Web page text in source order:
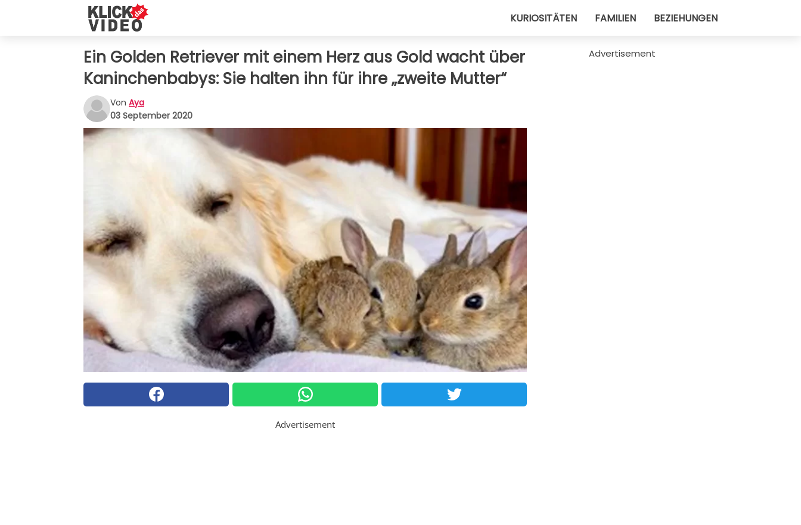
KURIOSITÄTEN FAMILIEN BEZIEHUNGEN
Ein Golden Retriever mit einem Herz aus Gold wacht über
Kaninchenbabys: Sie halten ihn für ihre „zweite Mutter“
Von Aya
03 September 2020
Advertisement
Advertisement